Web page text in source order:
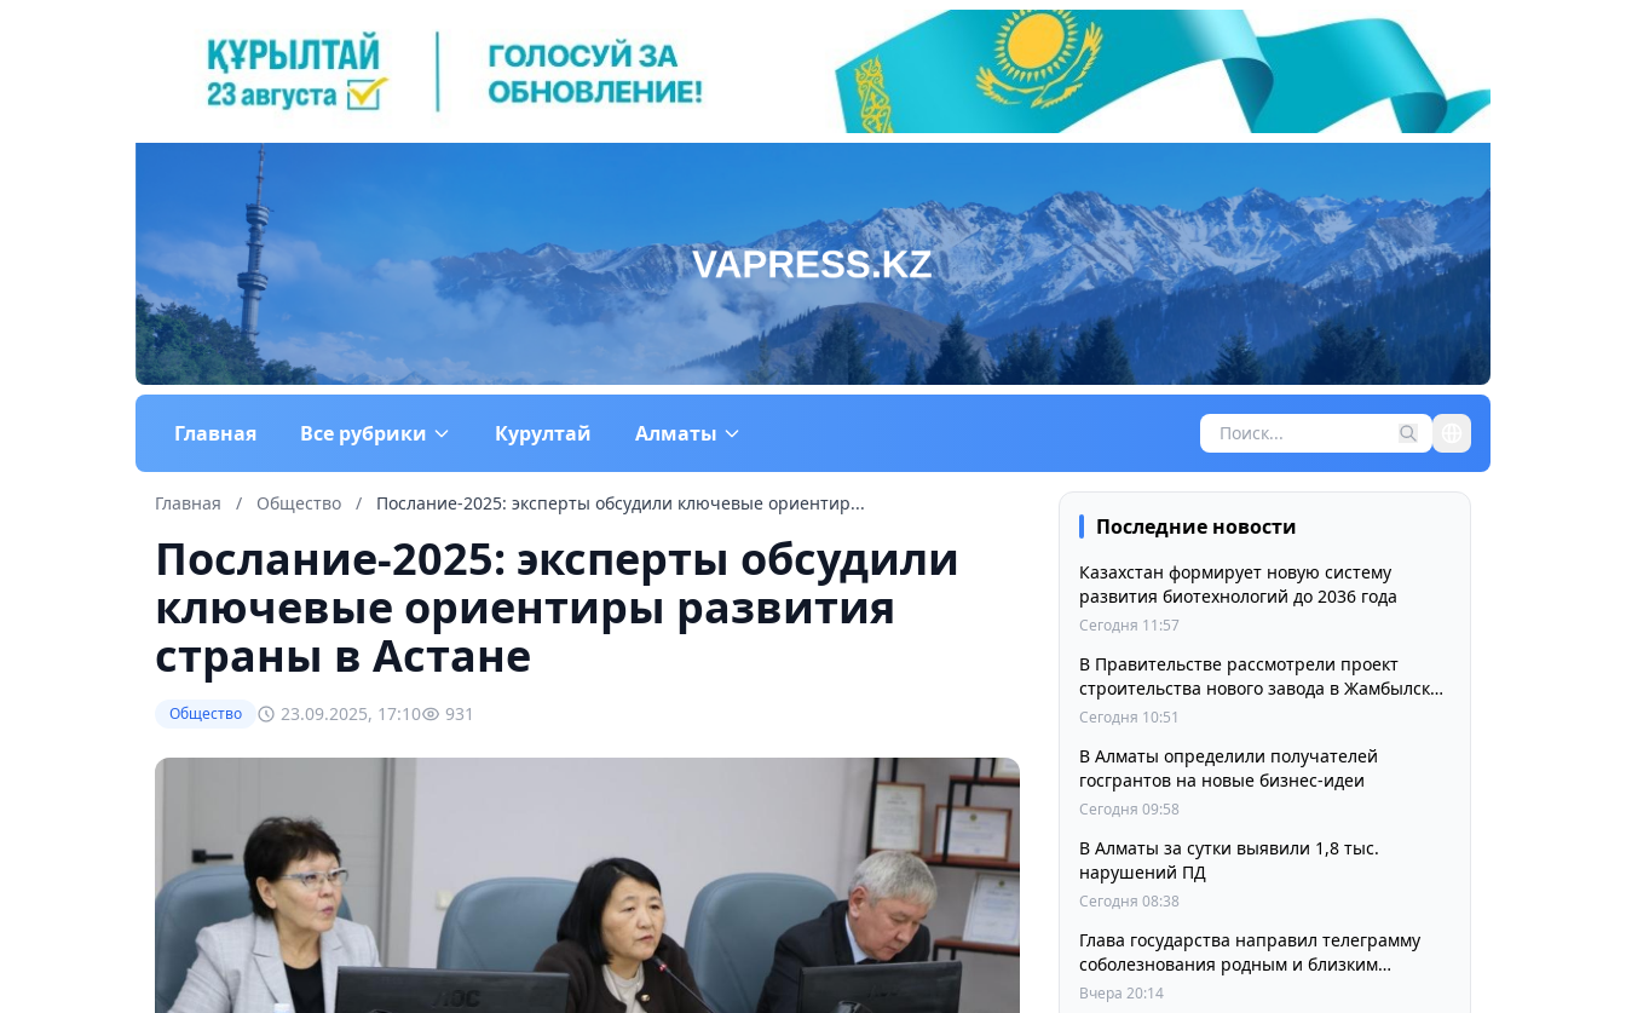
Главная Все рубрики Курултай Алматы
Главная / Общество / Послание-2025: эксперты обсудили ключевые ориентир...
Послание-2025: эксперты обсудили
ключевые ориентиры развития
страны в Астане
Общество 23.09.2025, 17:10 931
Последние новости
Казахстан формирует новую систему
развития биотехнологий до 2036 года
Сегодня 11:57
В Правительстве рассмотрели проект
строительства нового завода в Жамбылской
области
Сегодня 10:51
В Алматы определили получателей
госгрантов на новые бизнес-идеи
Сегодня 09:58
В Алматы за сутки выявили 1,8 тыс.
нарушений ПД
Сегодня 08:38
Глава государства направил телеграмму
соболезнования родным и близким
выдающегося кинорежиссера Ардака
Вчера 20:14